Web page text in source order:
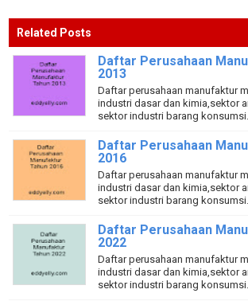
Related Posts
Daftar Perusahaan
2013
Daftar perusahaan manufaktur
industri dasar dan kimia,sektor
sektor industri barang
Daftar Perusahaan
2016
Daftar perusahaan manufaktur
industri dasar dan kimia,sektor
sektor industri barang
Daftar Perusahaan
2022
Daftar perusahaan manufaktur
industri dasar dan kimia,sektor
sektor industri barang